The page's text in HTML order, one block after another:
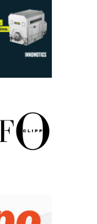
korist
godina